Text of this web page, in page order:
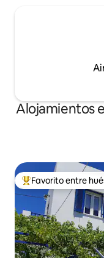
Alojamientos
Favorito entre los
Favorito entre